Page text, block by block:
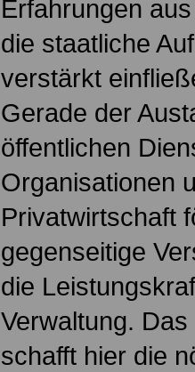
Erfahrungen
die staatliche
verstärkt
Gerade der
öffentlichen
Organisationen
Privatwirtschaft
gegenseitige
die
Verwaltung.
schafft hier die